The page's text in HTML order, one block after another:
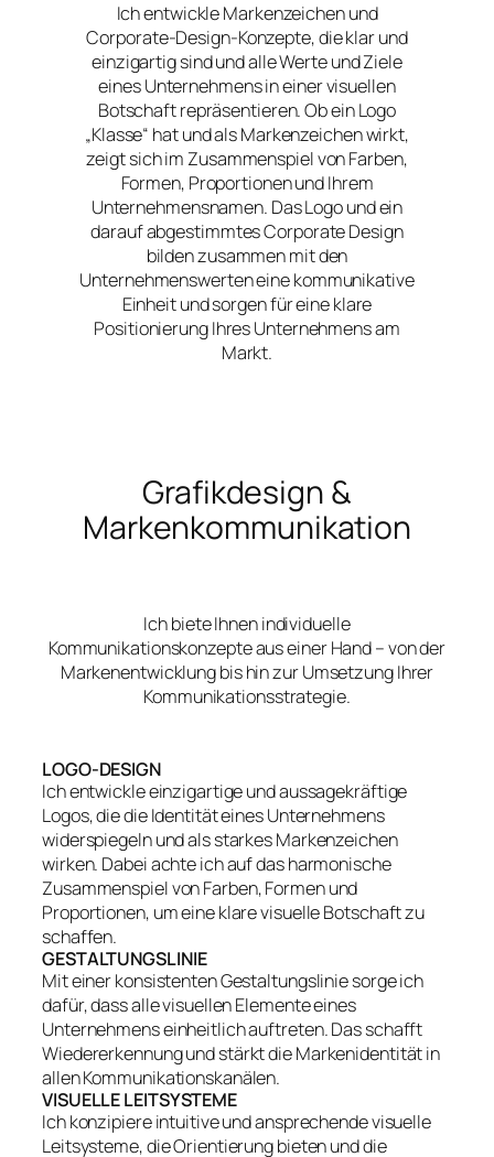
Ich entwickle Markenzeichen und
Corporate-Design-Konzepte, die klar und
einzigartig sind und alle Werte und Ziele
eines Unternehmens in einer visuellen
Botschaft repräsentieren. Ob ein Logo
„Klasse“ hat und als Markenzeichen wirkt,
zeigt sich im Zusammenspiel von Farben,
Formen, Proportionen und Ihrem
Unternehmensnamen. Das Logo und ein
darauf abgestimmtes Corporate Design
bilden zusammen mit den
Unternehmenswerten eine kommunikative
Einheit und sorgen für eine klare
Positionierung Ihres Unternehmens am
Markt.
Grafikdesign &
Markenkommunikation
Ich biete Ihnen individuelle
Kommunikationskonzepte aus einer Hand – von der
Markenentwicklung bis hin zur Umsetzung Ihrer
Kommunikationsstrategie.
LOGO-DESIGN
Ich entwickle einzigartige und aussagekräftige
Logos, die die Identität eines Unternehmens
widerspiegeln und als starkes Markenzeichen
wirken. Dabei achte ich auf das harmonische
Zusammenspiel von Farben, Formen und
Proportionen, um eine klare visuelle Botschaft zu
schaffen.
GESTALTUNGSLINIE
Mit einer konsistenten Gestaltungslinie sorge ich
dafür, dass alle visuellen Elemente eines
Unternehmens einheitlich auftreten. Das schafft
Wiedererkennung und stärkt die Markenidentität in
allen Kommunikationskanälen.
VISUELLE LEITSYSTEME
Ich konzipiere intuitive und ansprechende visuelle
Leitsysteme, die Orientierung bieten und die